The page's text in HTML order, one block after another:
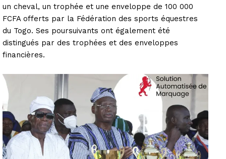
un cheval, un trophée et une enveloppe de 100 000
FCFA offerts par la Fédération des sports équestres
du Togo. Ses poursuivants ont également été
distingués par des trophées et des enveloppes
financières.